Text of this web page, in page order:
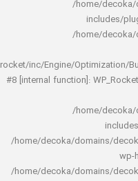
/
/
rocket/inc/Engine/
#8 [internal
/
/home/decoka/
/home/decoka/